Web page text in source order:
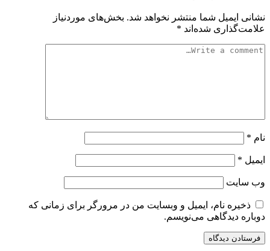
نشانی ایمیل شما منتشر نخواهد شد. بخش‌های موردنیاز
علامت‌گذاری شده‌اند *
نام *
ایمیل *
وب‌ سایت
ذخیره نام، ایمیل و وبسایت من در مرورگر برای زمانی که
دوباره دیدگاهی می‌نویسم.